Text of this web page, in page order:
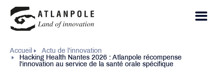
Accueil
Actu de l’innovation
Hacking Health Nantes 2026 : Atlanpole récompense
l’innovation au service de la santé orale spécifique